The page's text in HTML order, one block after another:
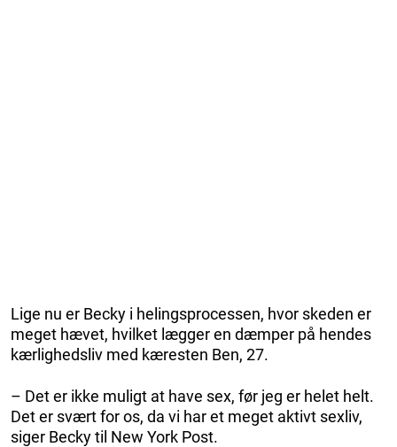
Lige nu er Becky i helingsprocessen, hvor skeden er
meget hævet, hvilket lægger en dæmper på hendes
kærlighedsliv med kæresten Ben, 27.
– Det er ikke muligt at have sex, før jeg er helet helt.
Det er svært for os, da vi har et meget aktivt sexliv,
siger Becky til New York Post.